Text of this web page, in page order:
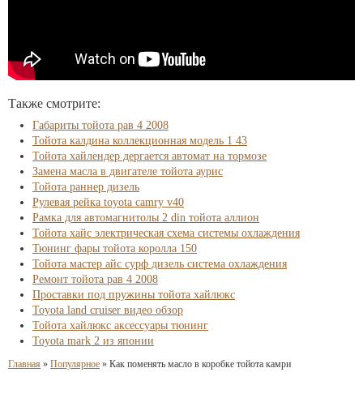
Также смотрите:
Габариты тойота рав 4 2008
Тойота калдина коллекционная модель 1 43
Тойота хайлендер дергается автомат на тормозе
Замена масла в двигателе тойота аурис
Тойота раннер дизель
Рулевая рейка toyota camry v40
Рамка для автомагнитолы 2 din тойота аллион
Тойота хайс электрическая схема системы охлаждения
Тюнинг фары тойота королла 150
Тойота мастер айс сурф дизель система охлаждения
Ремонт тойота рав 4 2008
Проставки под пружины тойота хайлюкс
Toyota land cruiser видео обзор
Тойота хайлюкс аксессуары тюнинг
Toyota mark 2 из японии
Главная » Популярное » Как поменять масло в коробке тойота камри